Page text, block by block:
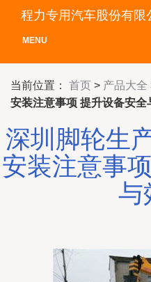
程力专用汽车股份有限
MENU
当前位置： 首页 > 产品大全
安装注意事项 提升设备安全
深圳脚轮生
安装注意事
与